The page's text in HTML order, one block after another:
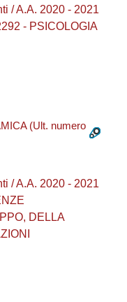
/ A.A. 2020 - 2021
- PSICOLOGIA
(Ult. numero
/ A.A. 2020 - 2021
DELLA